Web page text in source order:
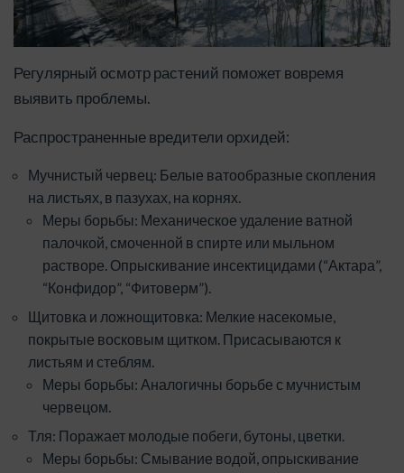
Регулярный осмотр растений поможет вовремя
выявить проблемы.
Распространенные вредители орхидей:
Мучнистый червец: Белые ватообразные скопления
на листьях, в пазухах, на корнях.
Меры борьбы: Механическое удаление ватной
палочкой, смоченной в спирте или мыльном
растворе. Опрыскивание инсектицидами (“Актара”,
“Конфидор”, “Фитоверм”).
Щитовка и ложнощитовка: Мелкие насекомые,
покрытые восковым щитком. Присасываются к
листьям и стеблям.
Меры борьбы: Аналогичны борьбе с мучнистым
червецом.
Тля: Поражает молодые побеги, бутоны, цветки.
Меры борьбы: Смывание водой, опрыскивание